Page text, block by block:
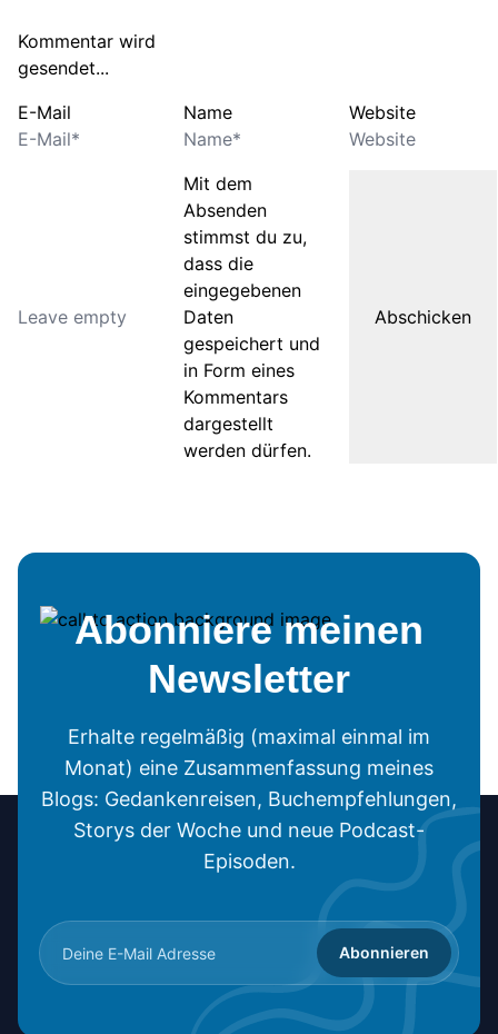
Kommentar wird
gesendet...
E-Mail Name Website
Mit dem
Absenden
stimmst du zu,
dass die
eingegebenen
Daten
gespeichert und
in Form eines
Kommentars
dargestellt
werden dürfen.
Abonniere meinen
Newsletter
Erhalte regelmäßig (maximal einmal im
Monat) eine Zusammenfassung meines
Blogs: Gedankenreisen, Buchempfehlungen,
Storys der Woche und neue Podcast-
Episoden.
Abonnieren